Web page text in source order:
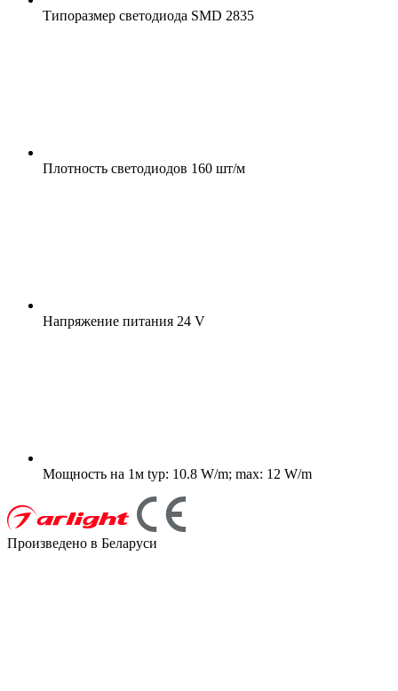
Типоразмер светодиода SMD 2835
Плотность светодиодов 160 шт/м
Напряжение питания 24 V
Мощность на 1м typ: 10.8 W/m; max: 12 W/m
Произведено в Беларуси